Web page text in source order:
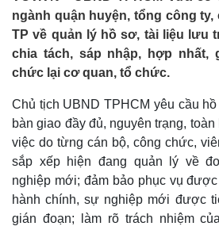
Đảng
Tổ chức nhân sự
Quốc hội
Nhận diện sự thật
Tin
Dự
Giáo
Biển
ngành quận huyện, tổng công ty,
TP về quản lý hồ sơ, tài liệu lưu
chia tách, sáp nhập, hợp nhất,
chức lại cơ quan, tổ chức.
Chủ tịch UBND TPHCM yêu cầu
bàn giao đầy đủ, nguyên trạng,
việc do từng cán bộ, công chức,
sắp xếp hiện đang quản lý về
nghiệp mới; đảm bảo phục vụ
hành chính, sự nghiệp mới được
gián đoạn; làm rõ trách nhiệm